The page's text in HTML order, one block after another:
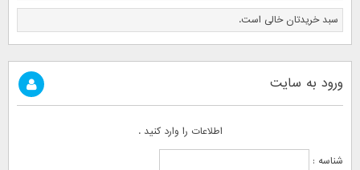
سبد خریدتان خالی است.
ورود به سایت
اطلاعات را وارد کنید .
شناسه :